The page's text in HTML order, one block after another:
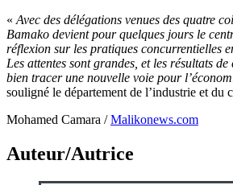
« Avec des délégations venues des quatre
Bamako devient pour quelques jours le
réflexion sur les pratiques concurrentielles
Les attentes sont grandes, et les résultats
bien tracer une nouvelle voie pour
souligné le département de l’industrie et du
Mohamed Camara /Malikonews.com
Auteur/Autrice